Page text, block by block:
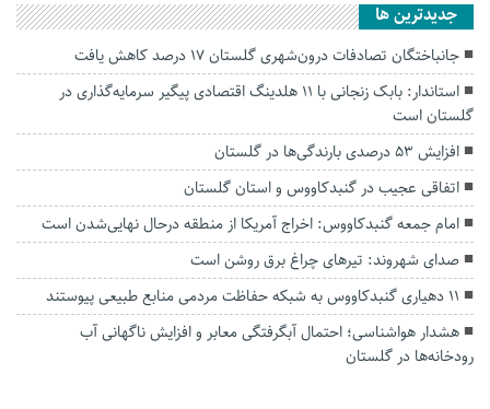
جديدترين ها
جانباختگان تصادفات درون‌شهری گلستان ۱۷ درصد کاهش یافت
استاندار: بابک زنجانی با ۱۱ هلدینگ اقتصادی پیگیر سرمایه‌گذاری در
گلستان است
افزایش ۵۳ درصدی بارندگی‌ها در گلستان
اتفاقی عجیب در‌ گنبدکاووس و استان گلستان
امام جمعه گنبدکاووس: اخراج آمریکا از منطقه درحال نهایی‌شدن است
صدای شهروند: تیرهای چراغ برق روشن است
۱۱ دهیاری گنبدکاووس به شبکه حفاظت مردمی منابع طبیعی پیوستند
هشدار هواشناسی؛ احتمال آبگرفتگی معابر و افزایش ناگهانی آب
رودخانه‌ها در گلستان